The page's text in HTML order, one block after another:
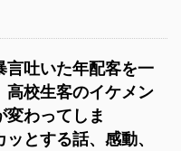
言吐いた年配客を一
高校生客のイケメン
変わってしま
とする話、感動、